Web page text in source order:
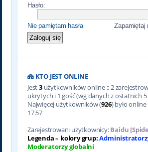
Hasło:
Nie pamiętam hasła Zapamiętaj
KTO JEST ONLINE
Jest3użytkowników online :: 2
ukrytych i 1 gość (wg danych z ostatnich
Najwięcej użytkowników (926) było
17:57
Zarejestrowani użytkownicy:Baidu
Legenda – kolory grup:
Moderatorzy globalni